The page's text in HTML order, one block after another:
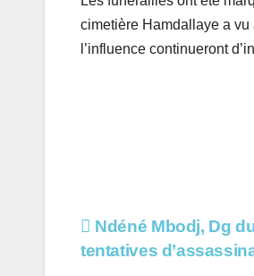
cimetière Hamdallaye a vu
l’influence continueront
Navigation
Ndéné Mbodj, Dg
tentatives